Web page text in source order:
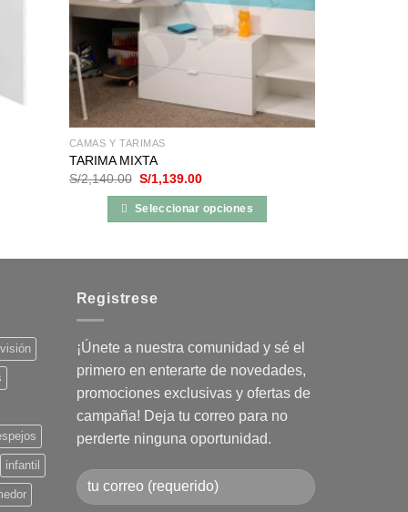
CAMAS Y TARIMAS
TARIMA MIXTA
S/2,140.00 El
original
era:
S/1,139.00El
actual
es:
Seleccionar opciones
múltiples
Las
opciones
se
pueden
elegir
en
página
de
infantil
Registrese
¡Únete a nuestra comunidad y sé el
primero en enterarte de novedades,
promociones exclusivas y ofertas de
campaña! Deja tu correo para no
perderte ninguna oportunidad.